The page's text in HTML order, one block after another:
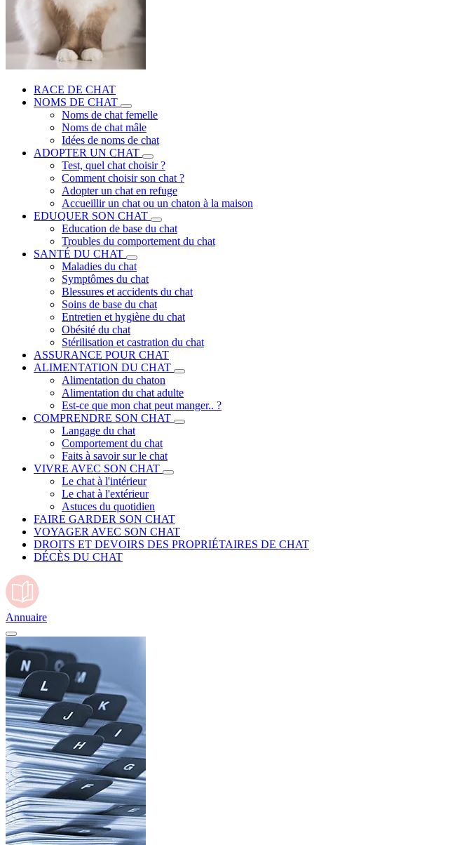
RACE DE CHAT
NOMS DE CHAT
Noms de chat femelle
Noms de chat mâle
Idées de noms de chat
ADOPTER UN CHAT
Test, quel chat choisir ?
Comment choisir son chat ?
Adopter un chat en refuge
Accueillir un chat ou un chaton à la maison
EDUQUER SON CHAT
Education de base du chat
Troubles du comportement du chat
SANTÉ DU CHAT
Maladies du chat
Symptômes du chat
Blessures et accidents du chat
Soins de base du chat
Entretien et hygiène du chat
Obésité du chat
Stérilisation et castration du chat
ASSURANCE POUR CHAT
ALIMENTATION DU CHAT
Alimentation du chaton
Alimentation du chat adulte
Est-ce que mon chat peut manger.. ?
COMPRENDRE SON CHAT
Langage du chat
Comportement du chat
Faits à savoir sur le chat
VIVRE AVEC SON CHAT
Le chat à l'intérieur
Le chat à l'extérieur
Astuces du quotidien
FAIRE GARDER SON CHAT
VOYAGER AVEC SON CHAT
DROITS ET DEVOIRS DES PROPRIÉTAIRES DE CHAT
DÉCÈS DU CHAT
Annuaire